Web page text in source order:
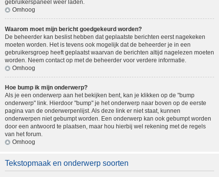
gebruikerspaneel weer laden.
Omhoog
Waarom moet mijn bericht goedgekeurd worden?
De beheerder kan beslist hebben dat geplaatste berichten eerst nagekeken
moeten worden. Het is tevens ook mogelijk dat de beheerder je in een
gebruikersgroep heeft geplaatst waarvan de berichten altijd nagelezen moeten
worden. Neem contact op met de beheerder voor verdere informatie.
Omhoog
Hoe bump ik mijn onderwerp?
Als je een onderwerp aan het bekijken bent, kan je klikken op de "bump
onderwerp" link. Hierdoor "bump" je het onderwerp naar boven op de eerste
pagina van de onderwerpenlijst. Als deze link er niet staat, kunnen
onderwerpen niet gebumpt worden. Een onderwerp kan ook gebumpt worden
door een antwoord te plaatsen, maar hou hierbij wel rekening met de regels
van het forum.
Omhoog
Tekstopmaak en onderwerp soorten